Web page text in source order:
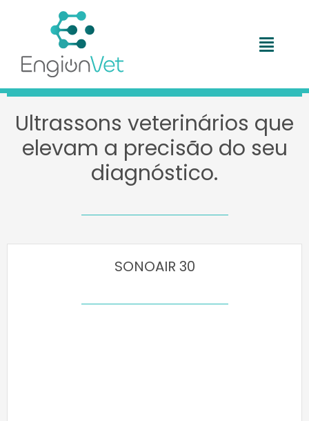
Ultrassons veterinários que
elevam a precisão do seu
diagnóstico.
SONOAIR 30